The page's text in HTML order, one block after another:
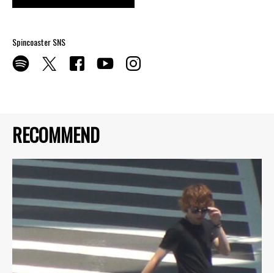
RECOMMEND
Spincoaster SNS